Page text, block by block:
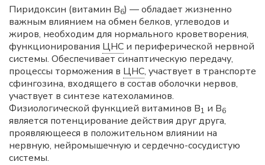
Пиридоксин (витамин В6) — обладает жизненно
важным влиянием на обмен белков, углеводов и
жиров, необходим для нормального кроветворения,
функционирования ЦНС и периферической нервной
системы. Обеспечивает синаптическую передачу,
процессы торможения в ЦНС, участвует в транспорте
сфингозина, входящего в состав оболочки нервов,
участвует в синтезе катехоламинов.
Физиологической функцией витаминов B1 и В6
является потенцирование действия друг друга,
проявляющееся в положительном влиянии на
нервную, нейромышечную и сердечно-сосудистую
системы.